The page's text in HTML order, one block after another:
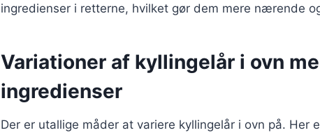
ingredienser i retterne, hvilket gør dem mere nærende
Variationer af kyllingelår i ovn
ingredienser
Der er utallige måder at variere kyllingelår i ovn på. Her